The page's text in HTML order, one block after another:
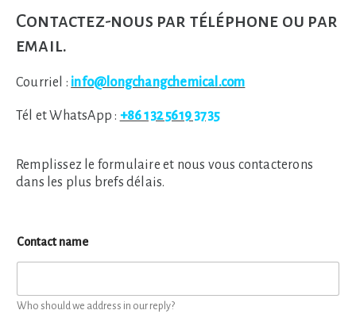
Contactez-nous par téléphone ou par
email.
Courriel : info@longchangchemical.com
Tél et WhatsApp : +86 132 5619 3735
Remplissez le formulaire et nous vous contacterons
dans les plus brefs délais.
Contact name
Who should we address in our reply?